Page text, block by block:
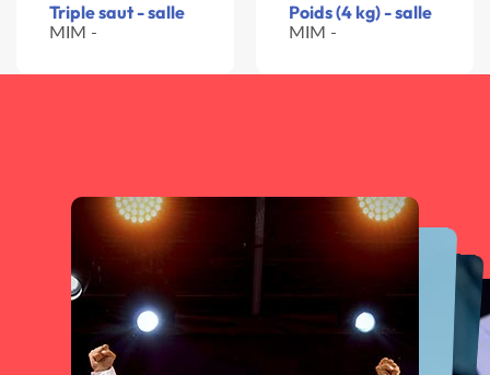
Triple saut - salle
MIM -
Poids (4 kg) - salle
MIM -